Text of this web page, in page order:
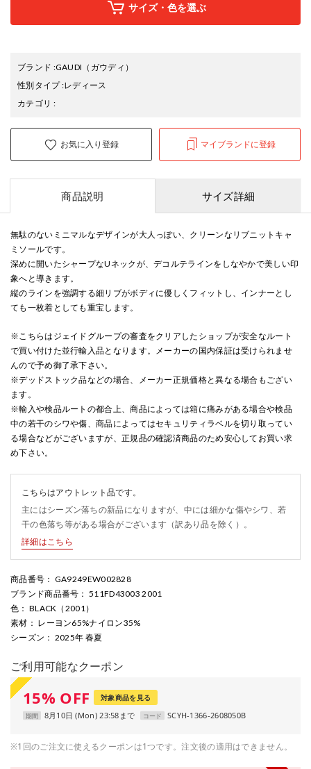
サイズ・色を選ぶ
ブランド :GAUDI （ガウディ）
性別タイプ:レディース
カテゴリ :
お気に入り登録 マイブランドに登録
商品説明 サイズ詳細
無駄のないミニマルなデザインが大人っぽい、クリーンなリブニットキャ
ミソールです。
深めに開いたシャープなUネックが、デコルテラインをしなやかで美しい印
象へと導きます。
縦のラインを強調する細リブがボディに優しくフィットし、インナーとし
ても一枚着としても重宝します。
※こちらはジェイドグループの審査をクリアしたショップが安全なルート
で買い付けた並行輸入品となります。メーカーの国内保証は受けられませ
んので予め御了承下さい。
※デッドストック品などの場合、メーカー正規価格と異なる場合もござい
ます。
※輸入や検品ルートの都合上、商品によっては箱に痛みがある場合や検品
中の若干のシワや傷、商品によってはセキュリティラベルを切り取ってい
る場合などがございますが、正規品の確認済商品のため安心してお買い求
め下さい。
こちらはアウトレット品です。
主にはシーズン落ちの新品になりますが、中には細かな傷やシワ、若
干の色落ち等がある場合がございます（訳あり品を除く）。
詳細はこちら
商品番号 ： GA9249EW002828
ブランド商品番号 ： 511FD43003 2001
色 ： BLACK（2001）
素材 ： レーヨン65%ナイロン35%
シーズン ： 2025年 春夏
ご利用可能なクーポン
15% OFF 対象商品を見る
期間 8月10日 (Mon) 23:58まで コード SCYH-1366-2608050B
※1回のご注文に使えるクーポンは1つです。注文後の適用はできません。